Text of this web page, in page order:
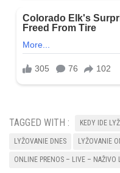
TAGGED WITH : KEDY IDE
LYŽOVANIE DNES LYŽOVANIE
ONLINE PRENOS – LIVE – NAŽIVO